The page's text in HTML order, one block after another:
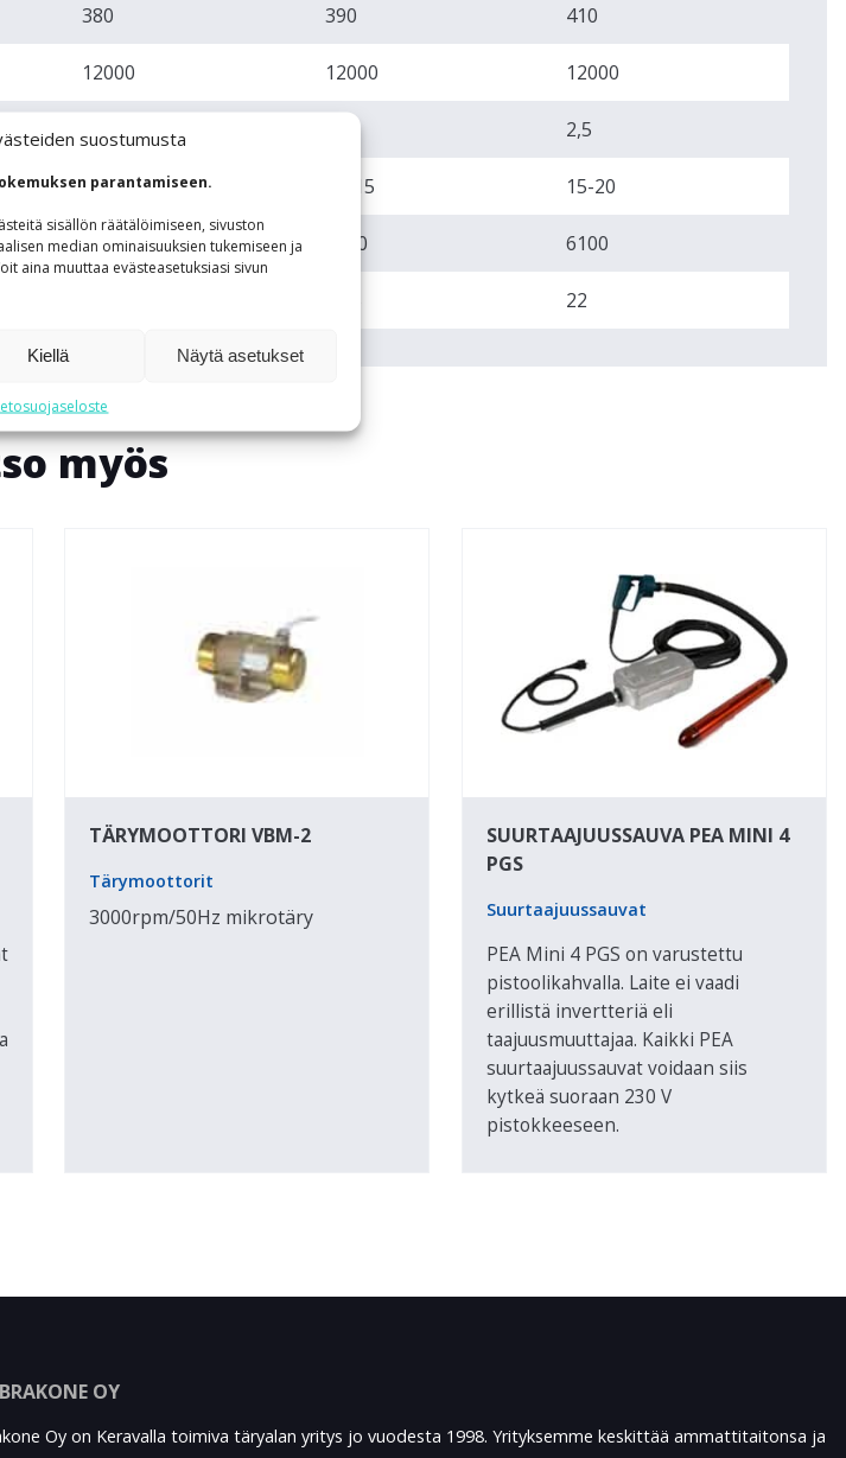
suostumusta
parantamiseen.
sisällön räätälöimiseen, sivuston
median ominaisuuksien tukemiseen ja
aina muuttaa evästeasetuksiasi sivun
Kiellä Näytä asetukset
380 390 410
12000 12000 12000
2,5
8,5-10 11-15 15-20
4000 5500 6100
22
myös
TÄRYMOOTTORI VBM-2
Tärymoottorit
3000rpm/50Hz mikrotäry
SUURTAAJUUSSAUVA PEA MINI 4
PGS
Suurtaajuussauvat
PEA Mini 4 PGS on varustettu
pistoolikahvalla. Laite ei vaadi
erillistä invertteriä eli
taajuusmuuttajaa. Kaikki PEA
suurtaajuussauvat voidaan siis
kytkeä suoraan 230 V
pistokkeeseen.
OY
Oy on Keravalla toimiva täryalan yritys jo vuodesta 1998. Yrityksemme keskittää ammattitaitonsa ja